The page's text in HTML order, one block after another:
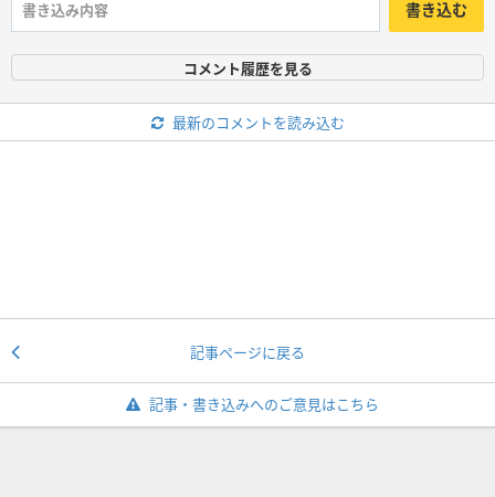
書き込む
コメント履歴を見る
最新のコメントを読み込む
記事ページに戻る
記事・書き込みへのご意見はこちら